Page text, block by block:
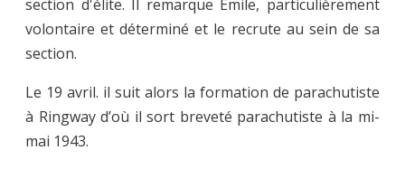
section d'élite. Il remarque Émile, particulièrement
volontaire et déterminé et le recrute au sein de sa
section.
Le 19 avril. il suit alors la formation de parachutiste
à Ringway d’où il sort breveté parachutiste à la mi-
mai 1943.